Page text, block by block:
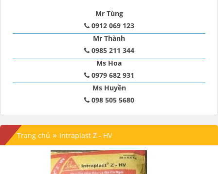
Mr Tùng
0912 069 123
Mr Thành
0985 211 344
Ms Hoa
0979 682 931
Ms Huyền
098 505 5680
Trang chủ » Intraplast Z - HV